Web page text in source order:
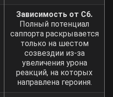
Зависимость от С6.
Полный потенциал
саппорта раскрывается
только на шестом
созвездии из-за
увеличения урона
реакций, на которых
направлена героиня.